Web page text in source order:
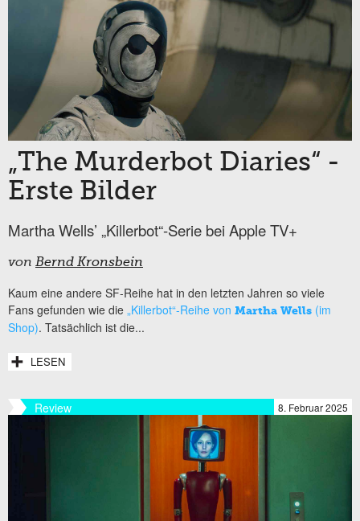
„The Murderbot Diaries“ -
Erste Bilder
Martha Wells’ „Killerbot“-Serie bei Apple TV+
von Bernd Kronsbein
Kaum eine andere SF-Reihe hat in den letzten Jahren so viele
Fans gefunden wie die „Killerbot“-Reihe von Martha Wells (im
Shop). Tatsächlich ist die...
LESEN
Review 8. Februar 2025